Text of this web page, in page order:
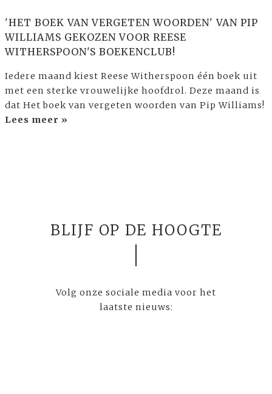
'HET BOEK VAN VERGETEN WOORDEN' VAN PIP
WILLIAMS GEKOZEN VOOR REESE
WITHERSPOON'S BOEKENCLUB!
Iedere maand kiest Reese Witherspoon één boek uit
met een sterke vrouwelijke hoofdrol. Deze maand is
dat Het boek van vergeten woorden van Pip Williams!
Lees meer »
BLIJF OP DE HOOGTE
Volg onze sociale media voor het
laatste nieuws: